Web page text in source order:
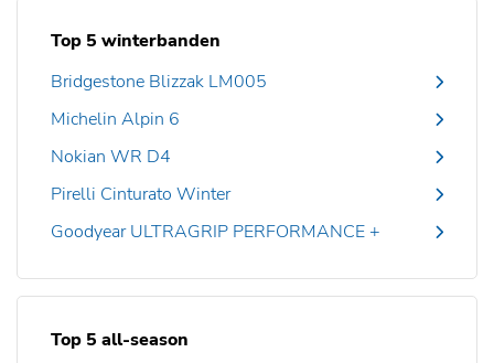
Top 5 winterbanden
Bridgestone Blizzak LM005
Michelin Alpin 6
Nokian WR D4
Pirelli Cinturato Winter
Goodyear ULTRAGRIP PERFORMANCE +
Top 5 all-season